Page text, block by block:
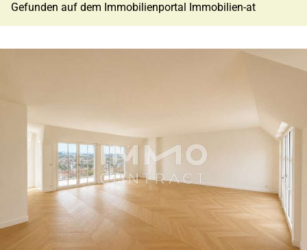
Gefunden auf dem Immobilienportal Immobilien-at